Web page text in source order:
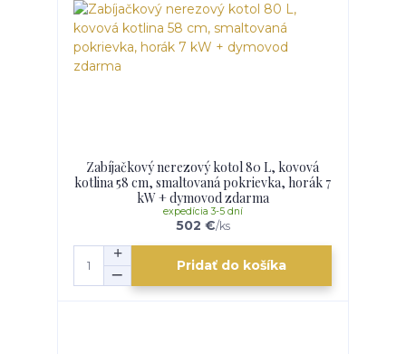
Zabíjačkový nerezový kotol 80 L, kovová
kotlina 58 cm, smaltovaná pokrievka, horák 7
kW + dymovod zdarma
502 €/ks
expedícia 3-5 dní
Pridať do košíka